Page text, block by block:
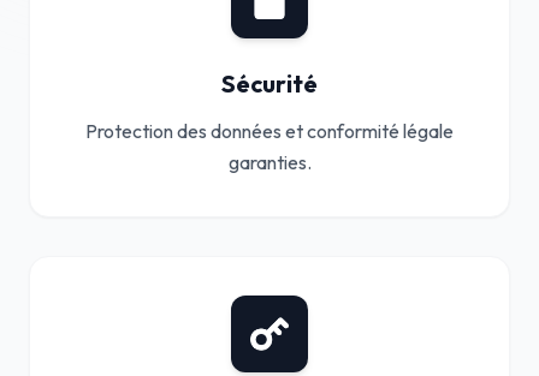
Sécurité
Protection des données et conformité légale
garanties.